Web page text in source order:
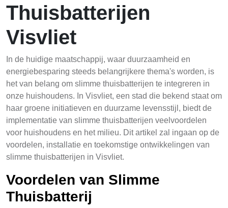
Thuisbatterijen
Visvliet
In de huidige maatschappij, waar duurzaamheid en
energiebesparing steeds belangrijkere thema's worden, is
het van belang om slimme thuisbatterijen te integreren in
onze huishoudens. In Visvliet, een stad die bekend staat om
haar groene initiatieven en duurzame levensstijl, biedt de
implementatie van slimme thuisbatterijen veelvoordelen
voor huishoudens en het milieu. Dit artikel zal ingaan op de
voordelen, installatie en toekomstige ontwikkelingen van
slimme thuisbatterijen in Visvliet.
Voordelen van Slimme
Thuisbatterij